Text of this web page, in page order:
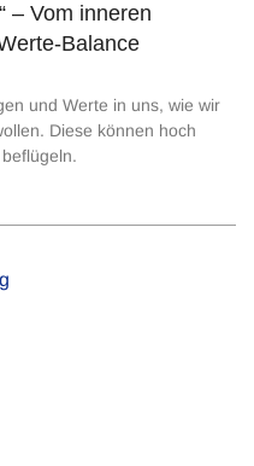
– Vom inneren
Balance
und Werte in uns, wie wir
Diese können hoch